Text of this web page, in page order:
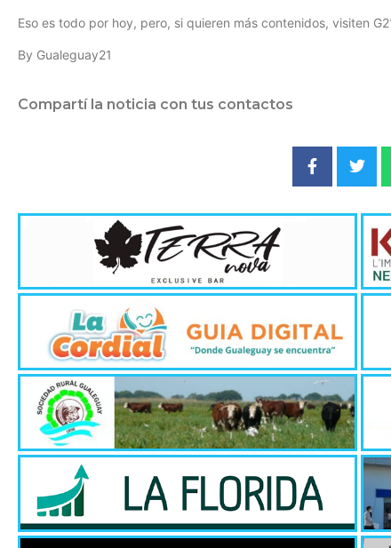
Eso es todo por hoy, pero, si quieren más contenidos, visiten
By Gualeguay21
Compartí la noticia con tus contactos